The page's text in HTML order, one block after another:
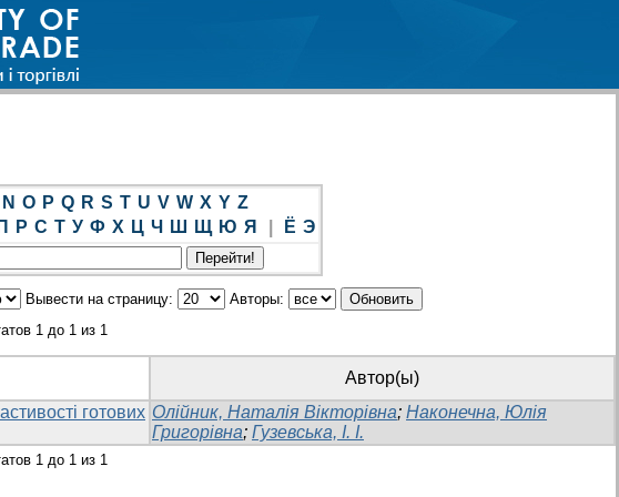
N O P Q R S T U V W X Y Z
П Р С Т У Ф Х Ц Ч Ш Щ Ю Я Ё Э
Вывести на страницу:
Авторы:
1 до 1 из 1
Автор(ы)
готових Олійник, Наталія Вікторівна; Наконечна, Юлія
Григорівна; Гузевська, І. І.
1 до 1 из 1